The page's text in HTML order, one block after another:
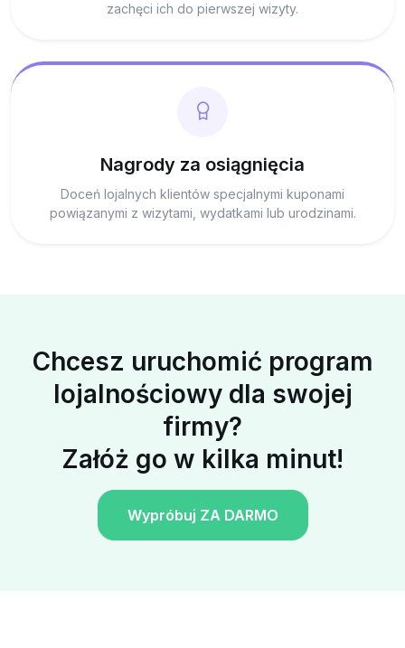
zachęci ich do pierwszej wizyty.
Nagrody za osiągnięcia
Doceń lojalnych klientów specjalnymi kuponami
powiązanymi z wizytami, wydatkami lub urodzinami.
Chcesz uruchomić program
lojalnościowy dla swojej
firmy?
Załóż go w kilka minut!
Wypróbuj ZA DARMO